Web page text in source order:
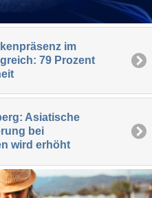
im
79 Prozent
Asiatische
bei
wird erhöht